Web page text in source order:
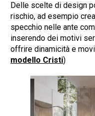
Delle scelte di design
rischio, ad esempio
specchio nelle ante
inserendo dei motivi
offrire dinamicità e
modello Cristi)